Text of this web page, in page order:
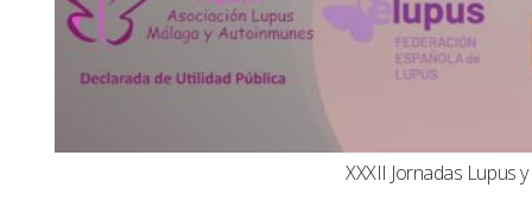
XXXII Jornadas Lupus